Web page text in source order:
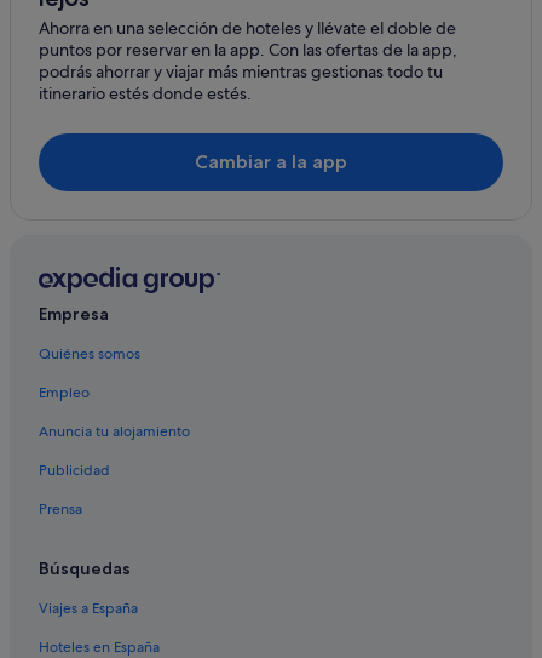
Hoteles con restaurante en Arrecife
Casas de huéspedes en Arrecife
Hoteles en la playa en Arrecife
Hoteles con todo incluido en Arrecife
Hoteles de lujo en Arrecife
Hoteles cerca de Ciudad Deportiva de Lanzarote
Hoteles de golf en Arrecife
Hoteles con wifi en Arrecife
Ahorra en una selección de hoteles y llévate el doble de
puntos por reservar en la app. Con las ofertas de la app,
podrás ahorrar y viajar más mientras gestionas todo tu
itinerario estés donde estés.
Cambiar a la app
Empresa
Quiénes somos
Empleo
Anuncia tu alojamiento
Publicidad
Prensa
Búsquedas
Viajes a España
Hoteles en España